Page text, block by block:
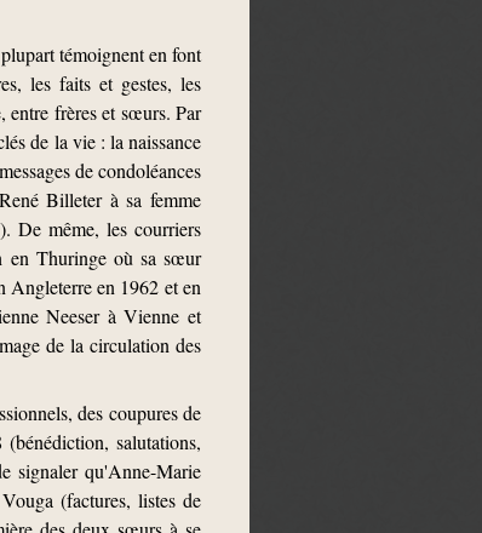
témoignent en font
les faits et gestes, les
entre frères et sœurs. Par
de la vie : la naissance
de condoléances
Billeter à sa femme
De même, les courriers
en Thuringe où sa sœur
en 1962 et en
Neeser à Vienne et
de la circulation des
des coupures de
salutations,
signaler qu'Anne-Marie
(factures, listes de